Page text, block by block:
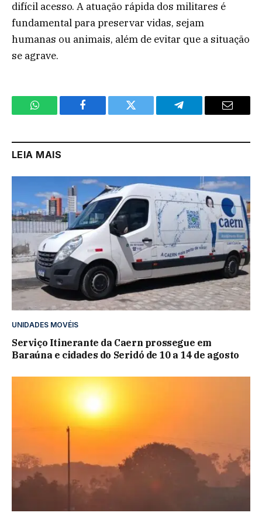
difícil acesso. A atuação rápida dos militares é
fundamental para preservar vidas, sejam
humanas ou animais, além de evitar que a situação
se agrave.
WhatsApp Facebook Twitter Telegram Email
LEIA MAIS
UNIDADES MOVÉIS
Serviço Itinerante da Caern prossegue em
Baraúna e cidades do Seridó de 10 a 14 de agosto